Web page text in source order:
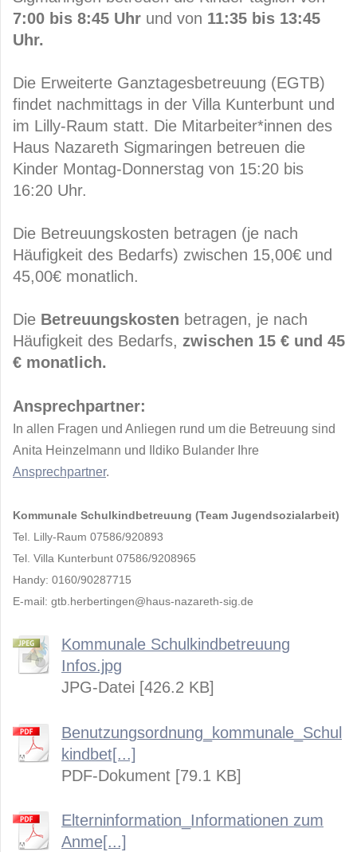
7:00 bis 8:45 Uhr und von 11:35 bis 13:45
Uhr.
Die Erweiterte Ganztagesbetreuung (EGTB)
findet nachmittags in der Villa Kunterbunt und
im Lilly-Raum statt. Die Mitarbeiter*innen des
Haus Nazareth Sigmaringen betreuen die
Kinder Montag-Donnerstag von 15:20 bis
16:20 Uhr.
Die Betreuungskosten betragen (je nach
Häufigkeit des Bedarfs) zwischen 15,00€ und
45,00€ monatlich.
Die Betreuungskosten betragen, je nach
Häufigkeit des Bedarfs, zwischen 15 € und 45
€ monatlich.
Ansprechpartner:
In allen Fragen und Anliegen rund um die Betreuung sind
Anita Heinzelmann und Ildiko Bulander Ihre
Ansprechpartner.
Kommunale Schulkindbetreuung (Team Jugendsozialarbeit)
Tel. Lilly-Raum 07586/920893
Tel. Villa Kunterbunt 07586/9208965
Handy: 0160/90287715
E-mail: gtb.herbertingen@haus-nazareth-sig.de
Kommunale Schulkindbetreuung
Infos.jpg
JPG-Datei [426.2 KB]
Benutzungsordnung_kommunale_Schul
kindbet[...]
PDF-Dokument [79.1 KB]
Elterninformation_Informationen zum
Anme[...]